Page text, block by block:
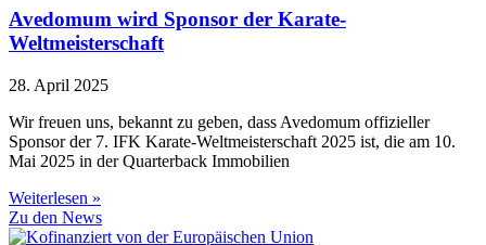
Avedomum wird Sponsor der Karate-
Weltmeisterschaft
28. April 2025
Wir freuen uns, bekannt zu geben, dass Avedomum offizieller
Sponsor der 7. IFK Karate-Weltmeisterschaft 2025 ist, die am 10.
Mai 2025 in der Quarterback Immobilien
Weiterlesen »
Zu den News